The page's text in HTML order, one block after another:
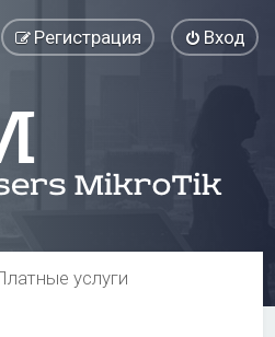
Вход
Регистрация
услуги